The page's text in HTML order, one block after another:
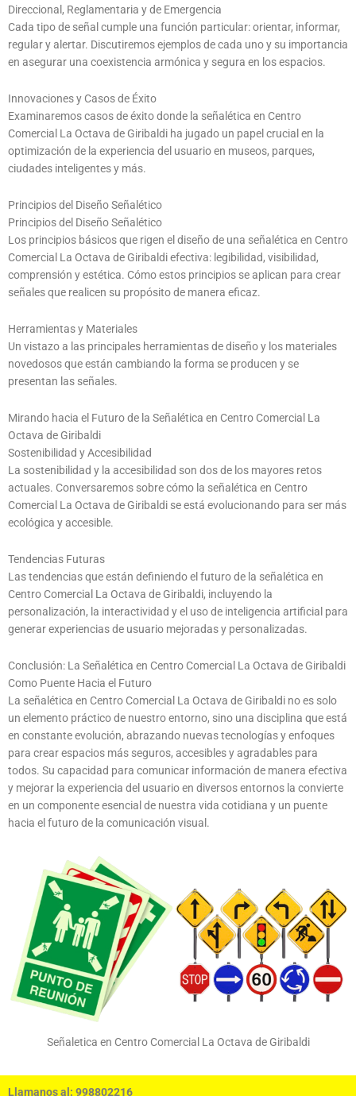
Direccional, Reglamentaria y de Emergencia
Cada tipo de señal cumple una función particular: orientar, informar,
regular y alertar. Discutiremos ejemplos de cada uno y su importancia
en asegurar una coexistencia armónica y segura en los espacios.
Innovaciones y Casos de Éxito
Examinaremos casos de éxito donde la señalética en Centro
Comercial La Octava de Giribaldi ha jugado un papel crucial en la
optimización de la experiencia del usuario en museos, parques,
ciudades inteligentes y más.
Principios del Diseño Señalético
Principios del Diseño Señalético
Los principios básicos que rigen el diseño de una señalética en Centro
Comercial La Octava de Giribaldi efectiva: legibilidad, visibilidad,
comprensión y estética. Cómo estos principios se aplican para crear
señales que realicen su propósito de manera eficaz.
Herramientas y Materiales
Un vistazo a las principales herramientas de diseño y los materiales
novedosos que están cambiando la forma se producen y se
presentan las señales.
Mirando hacia el Futuro de la Señalética en Centro Comercial La
Octava de Giribaldi
Sostenibilidad y Accesibilidad
La sostenibilidad y la accesibilidad son dos de los mayores retos
actuales. Conversaremos sobre cómo la señalética en Centro
Comercial La Octava de Giribaldi se está evolucionando para ser más
ecológica y accesible.
Tendencias Futuras
Las tendencias que están definiendo el futuro de la señalética en
Centro Comercial La Octava de Giribaldi, incluyendo la
personalización, la interactividad y el uso de inteligencia artificial para
generar experiencias de usuario mejoradas y personalizadas.
Conclusión: La Señalética en Centro Comercial La Octava de Giribaldi
Como Puente Hacia el Futuro
La señalética en Centro Comercial La Octava de Giribaldi no es solo
un elemento práctico de nuestro entorno, sino una disciplina que está
en constante evolución, abrazando nuevas tecnologías y enfoques
para crear espacios más seguros, accesibles y agradables para
todos. Su capacidad para comunicar información de manera efectiva
y mejorar la experiencia del usuario en diversos entornos la convierte
en un componente esencial de nuestra vida cotidiana y un puente
hacia el futuro de la comunicación visual.
Señaletica en Centro Comercial La Octava de Giribaldi
Llamanos al: 998802216